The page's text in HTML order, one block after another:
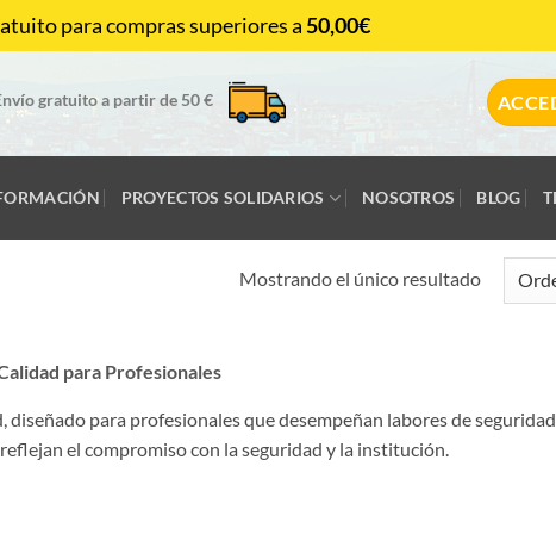
gratuito a partir de 50 €
PROYECTOS SOLIDARIOS NOSOTROS BLOG
Mostrando el único resultado
para Profesionales
para profesionales que desempeñan labores de
el compromiso con la seguridad y la institución.
para compras superiores a50,00€